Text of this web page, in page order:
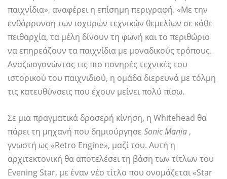
παιχνίδια», αναφέρει η επίσημη περιγραφή. «Με την
ενθάρρυνση των ισχυρών τεχνικών θεμελίων σε κάθε
πειθαρχία, τα μέλη δίνουν τη φωνή και το περιθώριο
να επηρεάζουν τα παιχνίδια με μοναδικούς τρόπους.
Αναζωογονώντας τις πιο πονηρές τεχνικές του
ιστορικού του παιχνιδιού, η ομάδα διερευνά με τόλμη
τις κατευθύνσεις που έχουν μείνει πολύ πίσω.
Σε μια πραγματικά δροσερή κίνηση, η Whitehead θα
πάρει τη μηχανή που δημιούργησε Sonic Mania ,
γνωστή ως «Retro Engine», μαζί του. Αυτή η
αρχιτεκτονική θα αποτελέσει τη βάση των τίτλων του
Evening Star, με έναν νέο τίτλο που ονομάζεται «Star